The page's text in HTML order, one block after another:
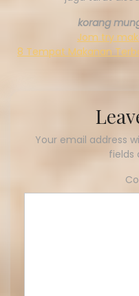
korang
Jom try
8 Tempat Makanan
Your email address
fields